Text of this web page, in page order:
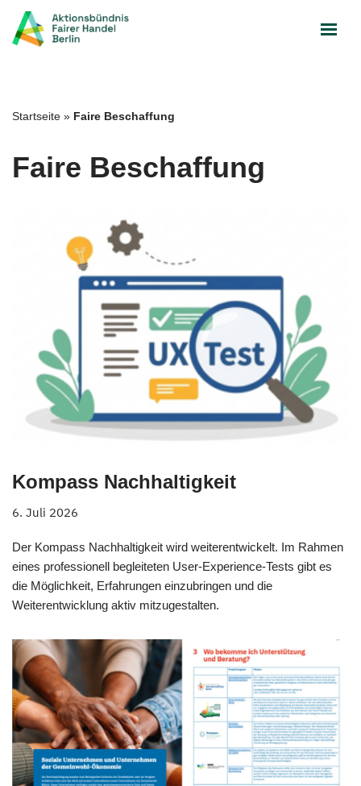
Zum
Startseite » Faire Beschaffung
Faire Beschaffung
Kompass Nachhaltigkeit
6. Juli 2026
Der Kompass Nachhaltigkeit wird weiterentwickelt. Im Rahmen
eines professionell begleiteten User-Experience-Tests gibt es
die Möglichkeit, Erfahrungen einzubringen und die
Weiterentwicklung aktiv mitzugestalten.